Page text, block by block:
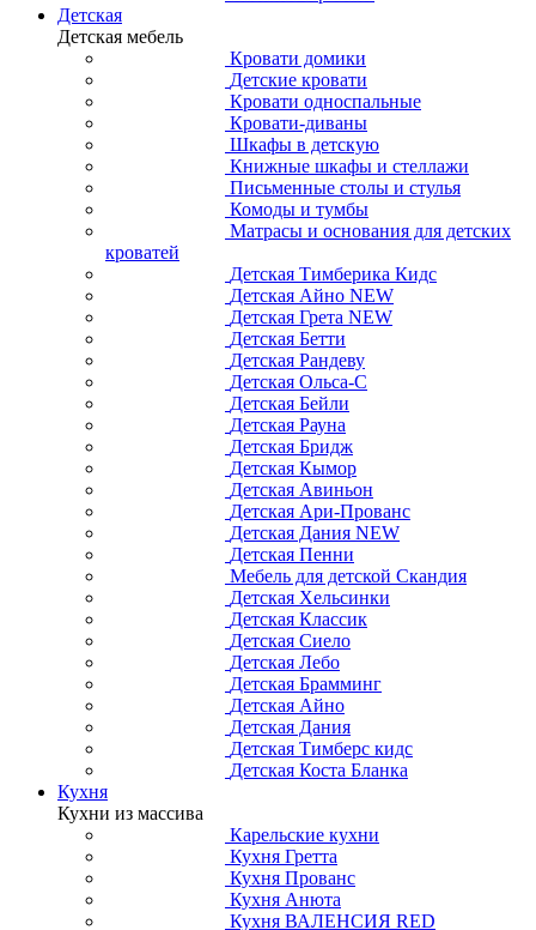
Детская
Детская мебель
Кровати домики
Детские кровати
Кровати односпальные
Кровати-диваны
Шкафы в детскую
Книжные шкафы и стеллажи
Письменные столы и стулья
Комоды и тумбы
Матрасы и основания для детских
кроватей
Детская Тимберика Кидс
Детская Айно NEW
Детская Грета NEW
Детская Бетти
Детская Рандеву
Детская Ольса-С
Детская Бейли
Детская Рауна
Детская Бридж
Детская Кымор
Детская Авиньон
Детская Ари-Прованс
Детская Дания NEW
Детская Пенни
Мебель для детской Скандия
Детская Хельсинки
Детская Классик
Детская Сиело
Детская Лебо
Детская Брамминг
Детская Айно
Детская Дания
Детская Тимберс кидс
Детская Коста Бланка
Кухня
Кухни из массива
Карельские кухни
Кухня Гретта
Кухня Прованс
Кухня Анюта
Кухня ВАЛЕНСИЯ RED